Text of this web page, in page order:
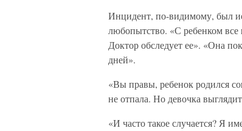
Инцидент, по-видимому, был
любопытство. «С ребенком
Доктор обследует ее». «Она
дней».
«Вы правы, ребенок родился
не отпала. Но девочка
«И часто такое случается? Я